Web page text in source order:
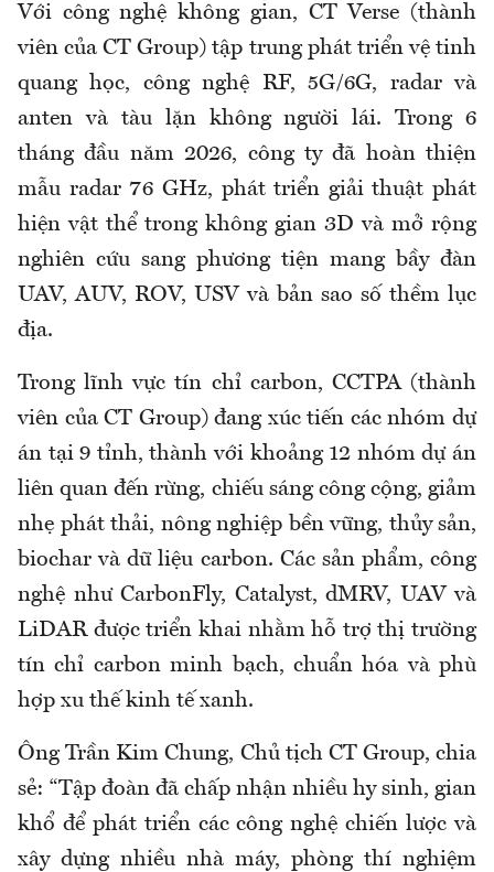
Với công nghệ không gian, CT Verse (thành
viên của CT Group) tập trung phát triển vệ tinh
quang học, công nghệ RF, 5G/6G, radar và
anten và tàu lặn không người lái. Trong 6
tháng đầu năm 2026, công ty đã hoàn thiện
mẫu radar 76 GHz, phát triển giải thuật phát
hiện vật thể trong không gian 3D và mở rộng
nghiên cứu sang phương tiện mang bầy đàn
UAV, AUV, ROV, USV và bản sao số thềm lục
địa.
Trong lĩnh vực tín chỉ carbon, CCTPA (thành
viên của CT Group) đang xúc tiến các nhóm dự
án tại 9 tỉnh, thành với khoảng 12 nhóm dự án
liên quan đến rừng, chiếu sáng công cộng, giảm
nhẹ phát thải, nông nghiệp bền vững, thủy sản,
biochar và dữ liệu carbon. Các sản phẩm, công
nghệ như CarbonFly, Catalyst, dMRV, UAV và
LiDAR được triển khai nhằm hỗ trợ thị trường
tín chỉ carbon minh bạch, chuẩn hóa và phù
hợp xu thế kinh tế xanh.
Ông Trần Kim Chung, Chủ tịch CT Group, chia
sẻ: “Tập đoàn đã chấp nhận nhiều hy sinh, gian
khổ để phát triển các công nghệ chiến lược và
xây dựng nhiều nhà máy, phòng thí nghiệm